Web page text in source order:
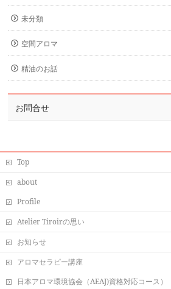
未分類
空間アロマ
精油のお話
お問合せ
Top
about
Profile
Atelier Tiroirの思い
お知らせ
アロマセラピー講座
日本アロマ環境協会（AEAJ)資格対応コース）